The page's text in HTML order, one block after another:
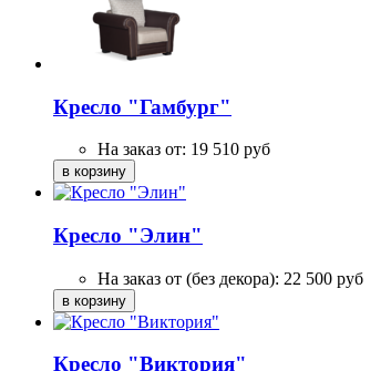
Кресло "Гамбург"
На заказ от: 19 510 руб
Кресло "Элин"
На заказ от (без декора): 22 500 руб
Кресло "Виктория"